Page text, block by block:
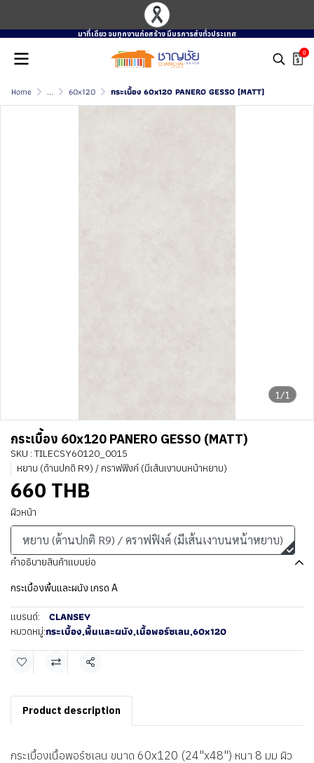
มาที่เดียว จบทุกงานก่อสร้าง มีบรการส่งทั่วประเทศ
0
Home ... 60x120 กระเบื้อง 60x120 PANERO GESSO (MATT)
1/1
กระเบื้อง 60x120 PANERO GESSO (MATT)
SKU : TILECSY60120_0015
หยาบ (ด้านปกติ R9) / คราฟฟิงค์ (มีเส้นเงาบนหน้าหยาบ)
660 THB
ผิวหน้า
หยาบ (ด้านปกติ R9) / คราฟฟิงค์ (มีเส้นเงาบนหน้าหยาบ)
คำอธิบายสินค้าแบบย่อ
กระเบื้องพื้นและผนัง เกรด A
แบรนด์: CLANSEY
หมวดหมู่:กระเบื้อง,พื้นและผนัง,เนื้อพอร์ซเลน,60x120
แชร์
Product description
กระเบื้องเนื้อพอร์ซเลน ขนาด 60x120 (24"x48") หนา 8 มม ผิว